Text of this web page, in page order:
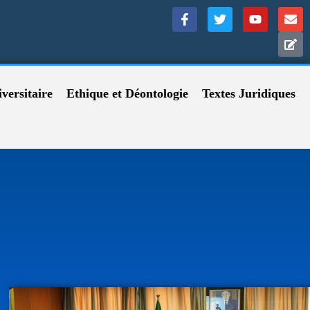
Ethique et Déontologie Textes Juridiques